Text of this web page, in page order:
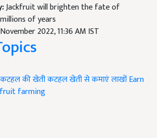
Jackfruit will brighten the fate of
of years
2022, 11:36 AM IST
कटहल की खेतीकटहल खेती से कमाएं लाखोंEarn
farming